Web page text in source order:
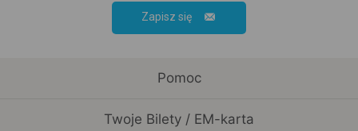
Zapisz się
Pomoc
Twoje Bilety / EM-karta